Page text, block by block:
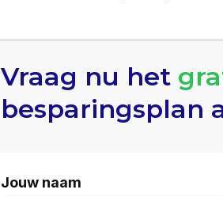
Vraag nu het
besparingsplan
Jouw naam